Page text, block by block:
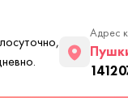
Адрес